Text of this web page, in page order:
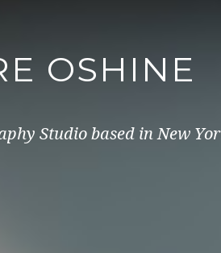
OSHINE
Studio based in New